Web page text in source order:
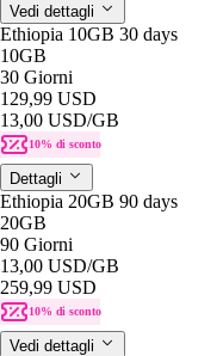
Vedi dettagli
Ethiopia 10GB 30 days
10GB
30 Giorni
129,99 USD
13,00 USD/GB
10% di sconto
Dettagli
Ethiopia 20GB 90 days
20GB
90 Giorni
13,00 USD/GB
259,99 USD
10% di sconto
Vedi dettagli